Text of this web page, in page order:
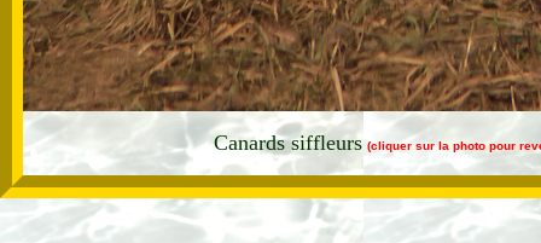
Canards siffleurs (cliquer sur la photo pour